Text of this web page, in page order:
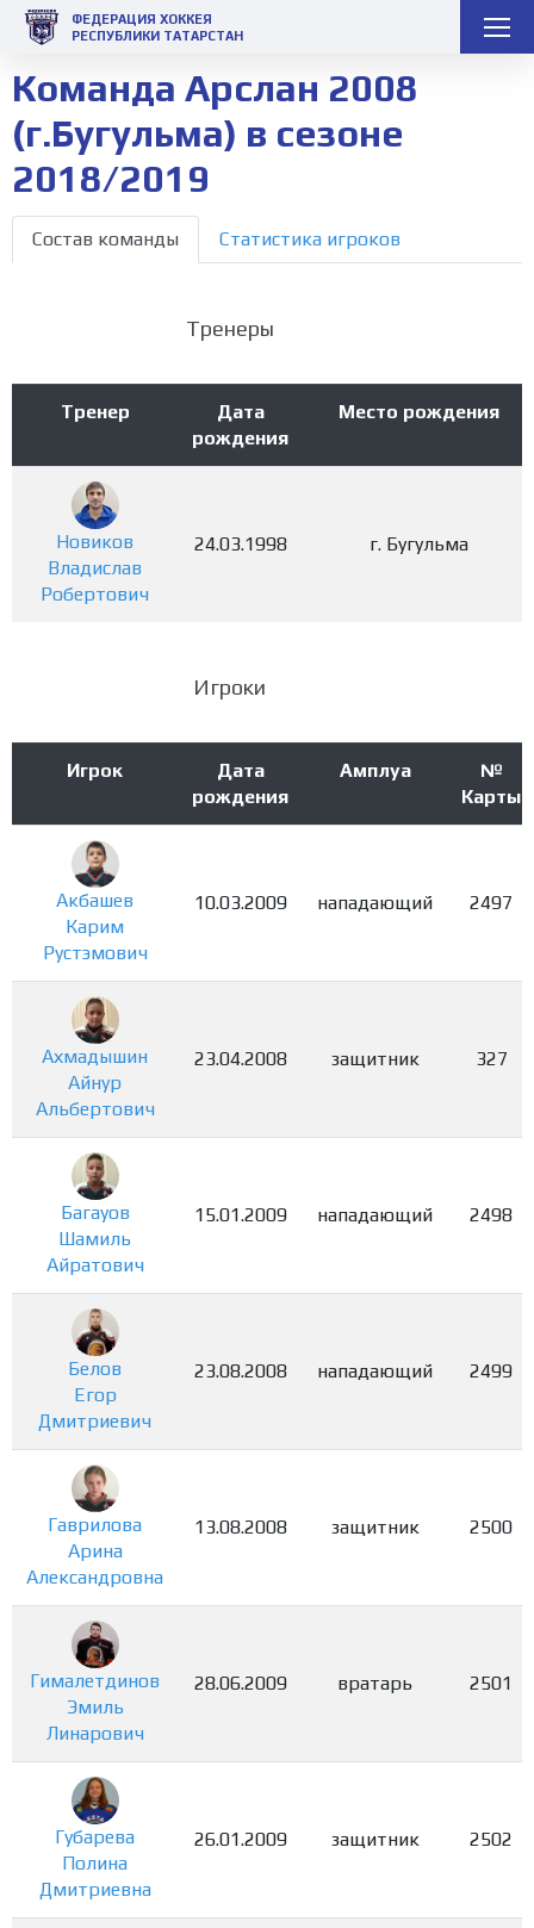
ФЕДЕРАЦИЯ ХОККЕЯ
РЕСПУБЛИКИ ТАТАРСТАН
Команда Арслан 2008
(г.Бугульма) в сезоне
2018/2019
Состав команды Статистика игроков
Тренеры
Тренер
Дата
рождения
Место рождения
Новиков
Владислав
Робертович
24.03.1998 г. Бугульма
Игроки
Игрок
Дата
рождения
Амплуа
№
Карты
Акбашев
Карим
Рустэмович
10.03.2009 нападающий 2497
Ахмадышин
Айнур
Альбертович
23.04.2008 защитник 327
Багауов
Шамиль
Айратович
15.01.2009 нападающий 2498
Белов
Егор
Дмитриевич
23.08.2008 нападающий 2499
Гаврилова
Арина
Александровна
13.08.2008 защитник 2500
Гималетдинов
Эмиль
Линарович
28.06.2009 вратарь 2501
Губарева
Полина
Дмитриевна
26.01.2009 защитник 2502